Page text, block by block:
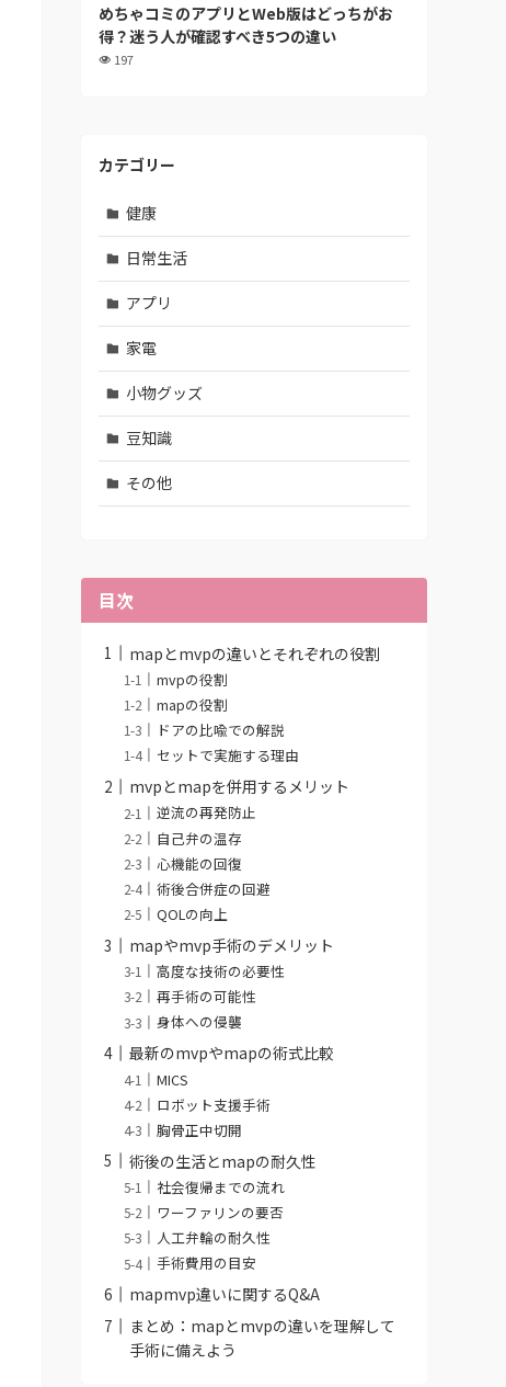
めちゃコミのアプリとWeb版はどっちがお
得？迷う人が確認すべき5つの違い
197
カテゴリー
健康
日常生活
アプリ
家電
小物グッズ
豆知識
その他
目次
mapとmvpの違いとそれぞれの役割
mvpの役割
mapの役割
ドアの比喩での解説
セットで実施する理由
mvpとmapを併用するメリット
逆流の再発防止
自己弁の温存
心機能の回復
術後合併症の回避
QOLの向上
mapやmvp手術のデメリット
高度な技術の必要性
再手術の可能性
身体への侵襲
最新のmvpやmapの術式比較
MICS
ロボット支援手術
胸骨正中切開
術後の生活とmapの耐久性
社会復帰までの流れ
ワーファリンの要否
人工弁輪の耐久性
手術費用の目安
mapmvp違いに関するQ&A
まとめ：mapとmvpの違いを理解して
手術に備えよう